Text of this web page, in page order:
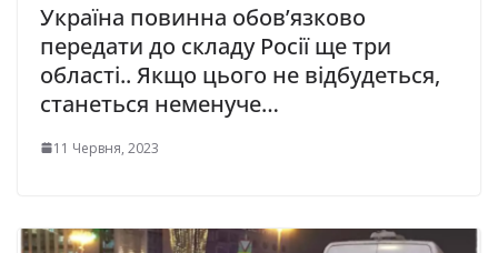
Укpaїнa повинна обов’язково
передати до складу Росії ще три
області.. Якщо цього не відбудеться,
станеться неменуче…
11 Червня, 2023